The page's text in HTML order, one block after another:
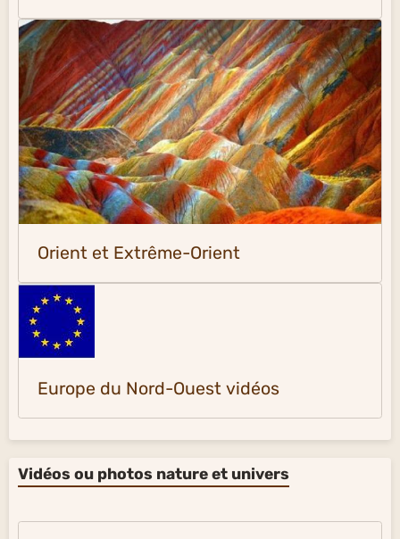
Orient et Extrême-Orient
Europe du Nord-Ouest vidéos
Vidéos ou photos nature et univers